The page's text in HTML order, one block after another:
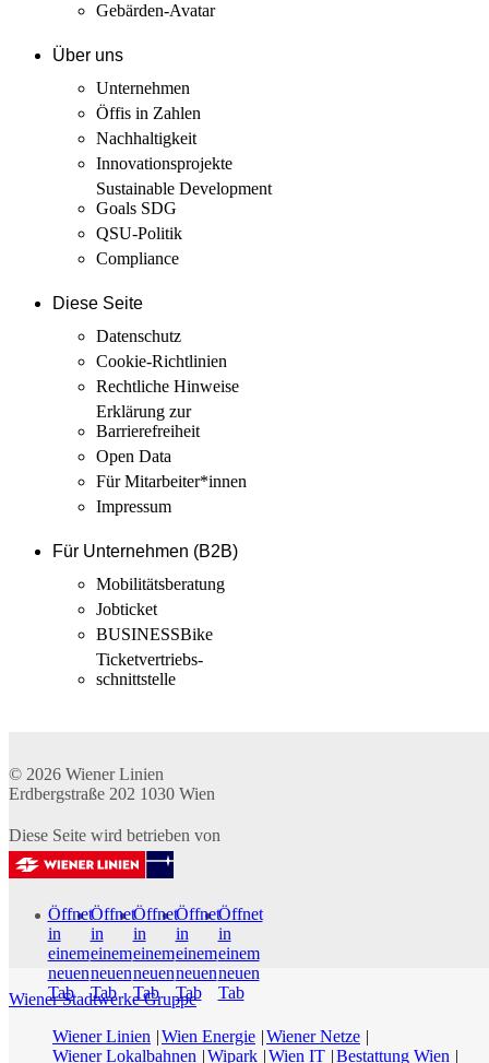
Gebärden-Avatar
Über uns
Unternehmen
Öffis in Zahlen
Nachhaltigkeit
Innovations­projekte
Sustainable Development
Goals SDG
QSU-Politik
Compliance
Diese Seite
Datenschutz
Cookie-Richtlinien
Rechtliche Hinweise
Erklärung zur
Barrierefreiheit
Open Data
Für Mitarbeiter­*innen
Impressum
Für Unternehmen (B2B)
Mobilitäts­beratung
Jobticket
BUSINESSBike
Ticketvertriebs­
schnittstelle
© 2026 Wiener Linien
Erdbergstraße 202 1030 Wien
Diese Seite wird betrieben von
Öffnet
in
einem
neuen
Tab
Öffnet
in
einem
neuen
Tab
Öffnet
in
einem
neuen
Tab
Öffnet
in
einem
neuen
Tab
Öffnet
in
einem
neuen
Tab
Wiener Stadtwerke Gruppe
Wiener Linien
Wien Energie Wiener Netze
Wiener Lokalbahnen
Wipark Wien IT Bestattung Wien